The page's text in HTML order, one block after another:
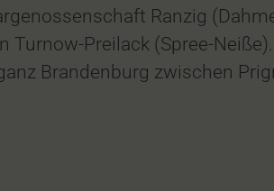
Ranzig
Preilack (Spree-
Brandenburg zwischen